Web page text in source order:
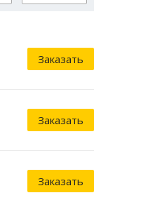
Заказать
Заказать
Заказать